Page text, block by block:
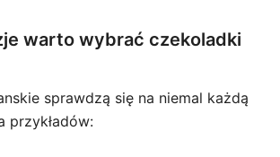
warto wybrać czekoladki
sprawdzą się na niemal każdą
przykładów: